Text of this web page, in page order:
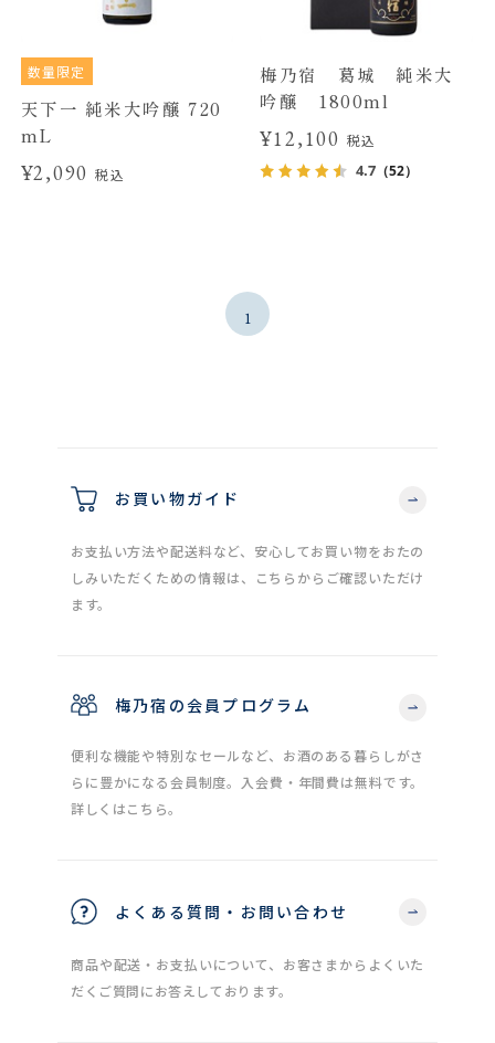
数量限定
天下一 純米大吟醸 720
mL
¥2,090税込
梅乃宿 葛城 純米大
吟醸 1800ml
¥12,100 税込
4.7 （52）
1
お買い物ガイド
お支払い方法や配送料など、安心してお買い物をおたの
しみいただくための情報は、こちらからご確認いただけ
ます。
梅乃宿の会員プログラム
便利な機能や特別なセールなど、お酒のある暮らしがさ
らに豊かになる会員制度。入会費・年間費は無料です。
詳しくはこちら。
よくある質問・お問い合わせ
商品や配送・お支払いについて、お客さまからよくいた
だくご質問にお答えしております。